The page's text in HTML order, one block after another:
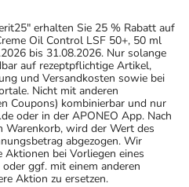
erhalten Sie 25 % Rabatt auf
Oil Control LSF 50+, 50 ml
bis 31.08.2026. Nur solange
auf rezeptpflichtige Artikel,
und Versandkosten sowie bei
Nicht mit anderen
Coupons) kombinierbar und nur
oder in der APONEO App. Nach
Warenkorb, wird der Wert des
abgezogen. Wir
Aktionen bei Vorliegen eines
ggf. mit einem anderen
Aktion zu ersetzen.